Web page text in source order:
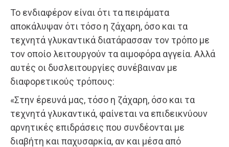
Το ενδιαφέρον είναι ότι τα πειράματα
αποκάλυψαν ότι τόσο η ζάχαρη, όσο και τα
τεχνητά γλυκαντικά διατάρασσαν τον τρόπο με
τον οποίο λειτουργούν τα αιμοφόρα αγγεία. Αλλά
αυτές οι δυσλειτουργίες συνέβαιναν με
διαφορετικούς τρόπους:
«Στην έρευνά μας, τόσο η ζάχαρη, όσο και τα
τεχνητά γλυκαντικά, φαίνεται να επιδεικνύουν
αρνητικές επιδράσεις που συνδέονται με
διαβήτη και παχυσαρκία, αν και μέσα από